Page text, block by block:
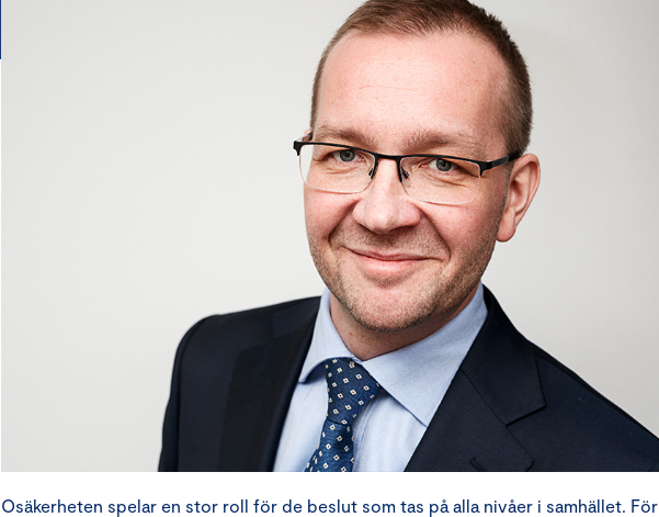
Osäkerheten spelar en stor roll för de beslut som tas på alla nivåer i samhället. För